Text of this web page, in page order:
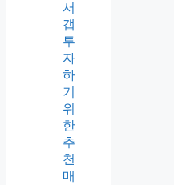
서
갭
투
자
하
기
위
한
추
천
매